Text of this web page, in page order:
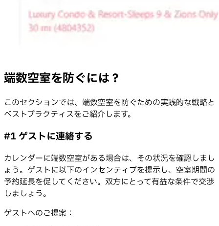
端数空室を防ぐには？
このセクションでは、端数空室を防ぐための実践的な戦略と
ベストプラクティスをご紹介します。
#1 ゲストに連絡する
カレンダーに端数空室がある場合は、その状況を確認しまし
ょう。ゲストに以下のインセンティブを提示し、空室期間の
予約延長を促してください。双方にとって有益な条件で交渉
しましょう。
ゲストへのご提案：